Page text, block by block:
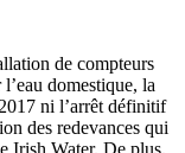
de compteurs
domestique, la
ni l’arrêt définitif
des redevances qui
Irish Water. De plus,